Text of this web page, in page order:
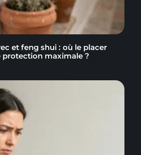
et feng shui : où le placer
protection maximale ?